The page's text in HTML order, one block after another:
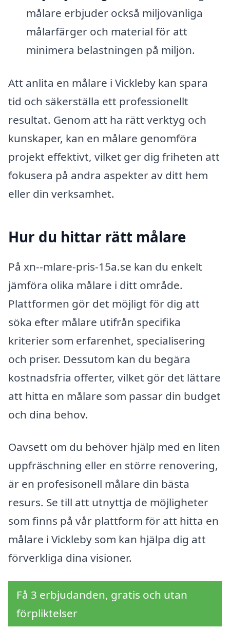
målare erbjuder också miljövänliga
målarfärger och material för att
minimera belastningen på miljön.
Att anlita en målare i Vickleby kan spara
tid och säkerställa ett professionellt
resultat. Genom att ha rätt verktyg och
kunskaper, kan en målare genomföra
projekt effektivt, vilket ger dig friheten att
fokusera på andra aspekter av ditt hem
eller din verksamhet.
Hur du hittar rätt målare
På xn--mlare-pris-15a.se kan du enkelt
jämföra olika målare i ditt område.
Plattformen gör det möjligt för dig att
söka efter målare utifrån specifika
kriterier som erfarenhet, specialisering
och priser. Dessutom kan du begära
kostnadsfria offerter, vilket gör det lättare
att hitta en målare som passar din budget
och dina behov.
Oavsett om du behöver hjälp med en liten
uppfräschning eller en större renovering,
är en profesisonell målare din bästa
resurs. Se till att utnyttja de möjligheter
som finns på vår plattform för att hitta en
målare i Vickleby som kan hjälpa dig att
förverkliga dina visioner.
Få 3 erbjudanden, gratis och utan
förpliktelser